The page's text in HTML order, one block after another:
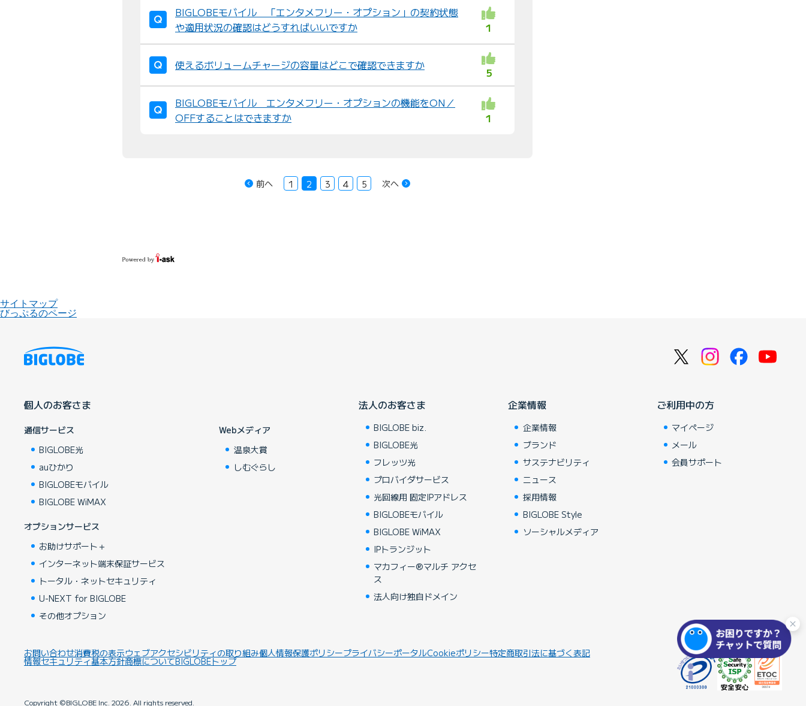
BIGLOBEモバイル 「エンタメフリー・オプション」の契約状態
や適用状況の確認はどうすればいいですか
1
使えるボリュームチャージの容量はどこで確認できますか
5
BIGLOBEモバイル エンタメフリー・オプションの機能をON／
OFFすることはできますか
1
前へ 1 2 3 4 5 次へ
サイトマップ
びっぷるのページ
個人のお客さま
通信サービス
BIGLOBE光
auひかり
BIGLOBEモバイル
BIGLOBE WiMAX
オプションサービス
お助けサポート＋
インターネット端末保証サービス
トータル・ネットセキュリティ
U-NEXT for BIGLOBE
その他オプション
Webメディア
温泉大賞
しむぐらし
法人のお客さま
BIGLOBE biz.
BIGLOBE光
フレッツ光
プロバイダサービス
光回線用 固定IPアドレス
BIGLOBEモバイル
BIGLOBE WiMAX
IPトランジット
マカフィー®マルチ アクセ
ス
法人向け独自ドメイン
企業情報
企業情報
ブランド
サステナビリティ
ニュース
採用情報
BIGLOBE Style
ソーシャルメディア
ご利用中の方
マイページ
メール
会員サポート
お問い合わせ消費税の表示ウェブアクセシビリティの取り組み個人情報保護ポリシープライバシーポータルCookieポリシー特定商取引法に基づく表記
情報セキュリティ基本方針商標についてBIGLOBEトップ
Copyright ©BIGLOBE Inc. 2026. All rights reserved.